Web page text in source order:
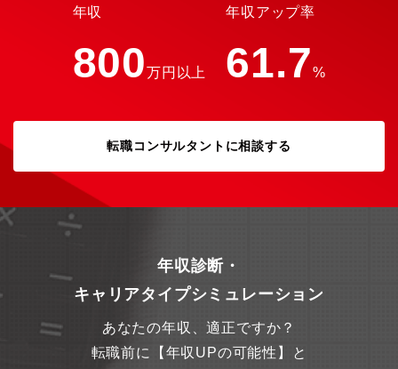
年収
800万円以上
年収アップ率
61.7%
転職コンサルタントに相談する
年収診断・
キャリアタイプシミュレーション
あなたの年収、適正ですか？
転職前に【年収UPの可能性】と